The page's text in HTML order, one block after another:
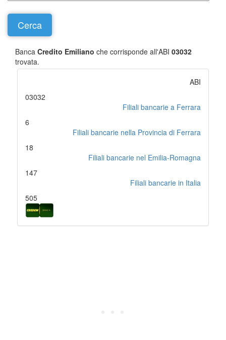
Banca Credito Emiliano che corrisponde all'ABI 03032
trovata.
ABI
03032
Filiali bancarie a Ferrara
6
Filiali bancarie nella Provincia di Ferrara
18
Filiali bancarie nel Emilia-Romagna
147
Filiali bancarie in Italia
505